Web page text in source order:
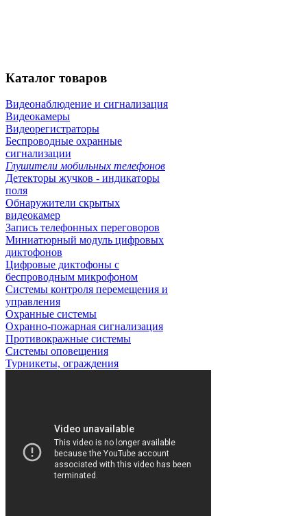
Каталог товаров
Видеонаблюдение и сигнализация
Видеокамеры
Видеорегистраторы
Беспроводные охранные
сигнализации
Глушители мобильных телефонов
Детекторы жучков - индикаторы
поля
Обнаружители скрытых
видеокамер
Запись телефонных переговоров
Миниатюрный модуль цифровых
диктофонов
Цифровые диктофоны с
беспроводным микрофоном
Системы контроля перемещения и
управления
Охранные системы
Охранно-пожарная сигнализация
Противокражные системы
Системы оповещения
Турникеты, ограждения